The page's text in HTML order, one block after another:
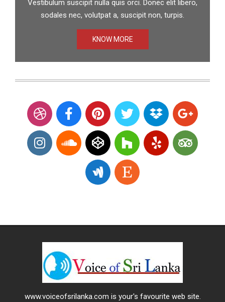
Vestibulum suscipit nulla quis orci. Donec elit libero,
sodales nec, volutpat a, suscipit non, turpis.
KNOW MORE
www.voiceofsrilanka.com is your's favourite web site.